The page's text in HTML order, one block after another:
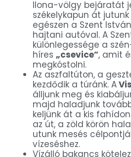
Ilona-völgy bejáratát
székelykapun át
egészen a Szent
hajtani autóval. A
különlegessége a
híres „csevice”, amit
megkóstolni.
Az aszfaltúton, a
kezdődik a túránk. A
álljunk meg és
majd haladjunk
keljünk át a kis
az út, a zöld körön
utunk mesés
vízeséshez.
Vízálló bakancs